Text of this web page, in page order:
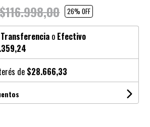
$116.998,00 26% OFF
Transferencia o Efectivo
de $28.666,33